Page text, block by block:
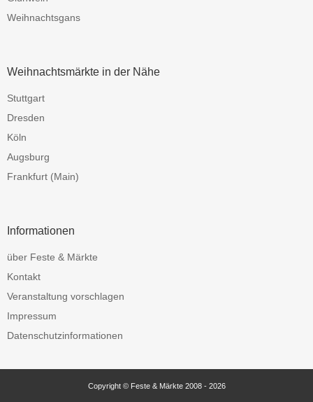
Weihnachtsgans
Weihnachtsmärkte in der Nähe
Stuttgart
Dresden
Köln
Augsburg
Frankfurt (Main)
Informationen
über Feste & Märkte
Kontakt
Veranstaltung vorschlagen
Impressum
Datenschutzinformationen
Copyright © Feste & Märkte 2008 - 2026